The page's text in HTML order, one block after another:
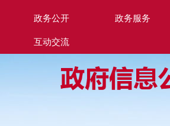
政务公开 政务服务
互动交流